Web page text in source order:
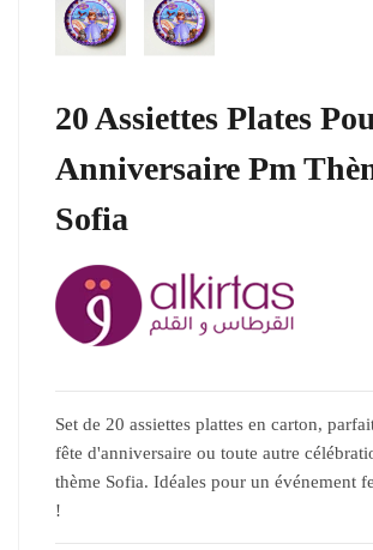
20 Assiettes Plates
Anniversaire Pm
Sofia
Set de 20 assiettes plattes en carton,
fête d'anniversaire ou toute autre
thème Sofia. Idéales pour un événement
!